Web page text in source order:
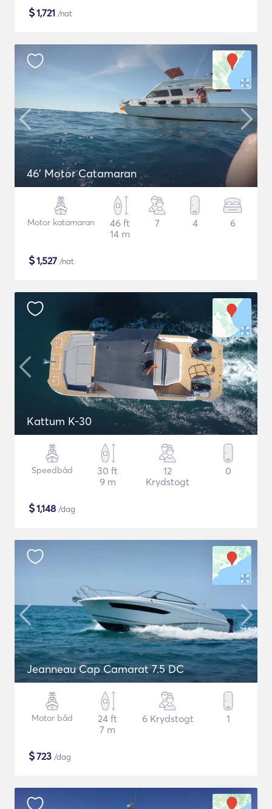
$1,721 /nat
46' Motor Catamaran
Motor katamaran
46 ft
14 m
7 4 6
$1,527 /nat
Kattum K-30
Speedbåd
30 ft
9 m
12
Krydstogt
0
$1,148 /dag
Jeanneau Cap Camarat 7.5 DC
Motor båd
24 ft
7 m
6 Krydstogt 1
$723 /dag